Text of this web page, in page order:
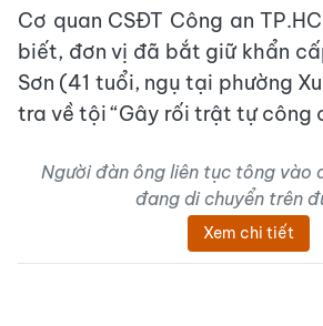
Cơ quan CSĐT Công an
biết, đơn vị đã bắt giữ khẩn
Sơn (41 tuổi, ngụ tại phường
tra về tội “Gây rối trật tự công
Người đàn ông liên tục tông vào
đang di chuyển trên
Xem chi tiết